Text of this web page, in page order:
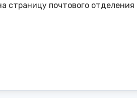
страницу почтового отделения